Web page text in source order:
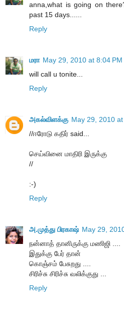
anna,what is going on
past 15 days......
Reply
மரா May 29, 2010 at 8:04 PM
will call u tonite...
Reply
அகல்விளக்கு May 29, 2010
//ஈரோடு கதிர் said...
செய்வினை மாதிரி இருக்கு
//
:-)
Reply
அ.முத்து பிரகாஷ் May 29,
நன்னாத் தானிருக்கு மணிஜி ....
இதுக்கு பேர் தான்
கொஞ்சம் பேசுறது ....
சிரிச்சு சிரிச்சு வலிக்குது ...
Reply